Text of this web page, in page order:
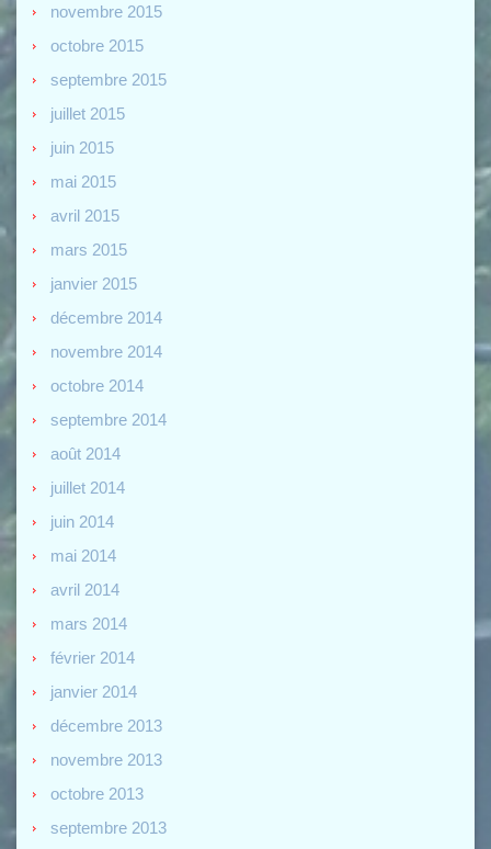
novembre 2015
octobre 2015
septembre 2015
juillet 2015
juin 2015
mai 2015
avril 2015
mars 2015
janvier 2015
décembre 2014
novembre 2014
octobre 2014
septembre 2014
août 2014
juillet 2014
juin 2014
mai 2014
avril 2014
mars 2014
février 2014
janvier 2014
décembre 2013
novembre 2013
octobre 2013
septembre 2013